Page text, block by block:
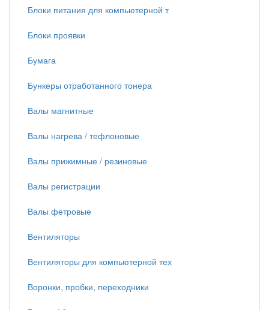
Блоки питания для компьютерной т
Блоки проявки
Бумага
Бункеры отработанного тонера
Валы магнитные
Валы нагрева / тефлоновые
Валы прижимные / резиновые
Валы регистрации
Валы фетровые
Вентиляторы
Вентиляторы для компьютерной тех
Воронки, пробки, переходники